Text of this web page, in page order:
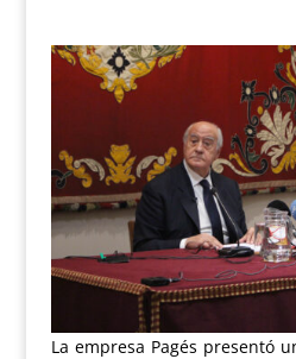
La empresa Pagés presentó